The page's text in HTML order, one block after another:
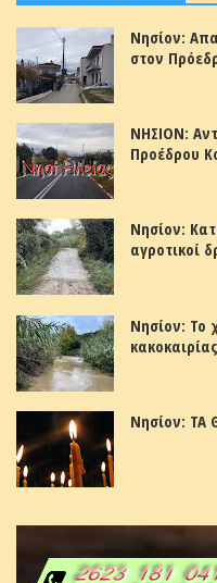
Νησίον:
στον
ΝΗΣΙΟΝ:
Προέδρου
Νησίον:
αγροτικοί
Νησίον: Το
Νησίον: ΤΑ